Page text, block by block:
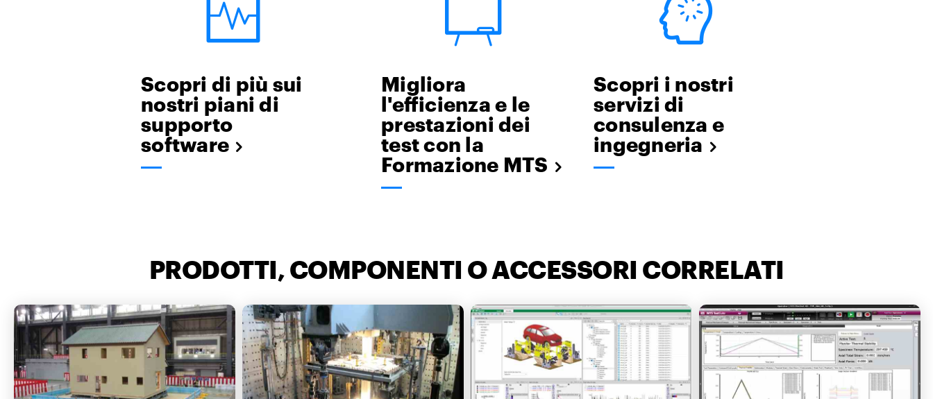
Scopri di più sui
nostri piani di
supporto
software
Migliora
l'efficienza e le
prestazioni dei
test con la
Formazione MTS
Scopri i nostri
servizi di
consulenza e
ingegneria
PRODOTTI, COMPONENTI O ACCESSORI CORRELATI